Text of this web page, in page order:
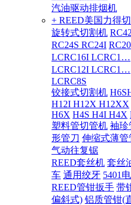
汽油驱动排烟机
+ REED美国力得
旋转式切割机
RC24S RC24I
LCRC16I LCRC1…
LCRC12I LCRC1…
LCRC8S
铰接式切割机
H12I H12X H12XX
H6X H4S H4I H4X
塑料管切管机 袖珍
形管刀 伸缩式薄管
气动往复锯
REED套丝机 套丝
车 通用绞牙 5401
REED管钳扳手 带
偏斜式) 铝质管钳(